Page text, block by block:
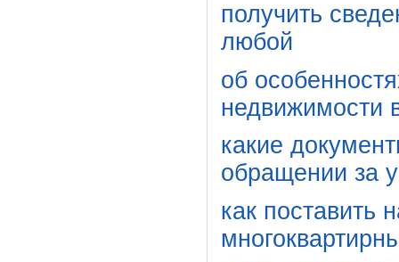
получить
любой
об
недвижимости
какие
обращении за
как поставить